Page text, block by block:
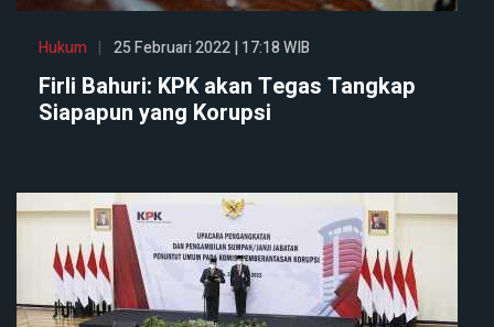
Hukum 25 Februari 2022 | 17:18 WIB
Firli Bahuri: KPK akan Tegas Tangkap
Siapapun yang Korupsi